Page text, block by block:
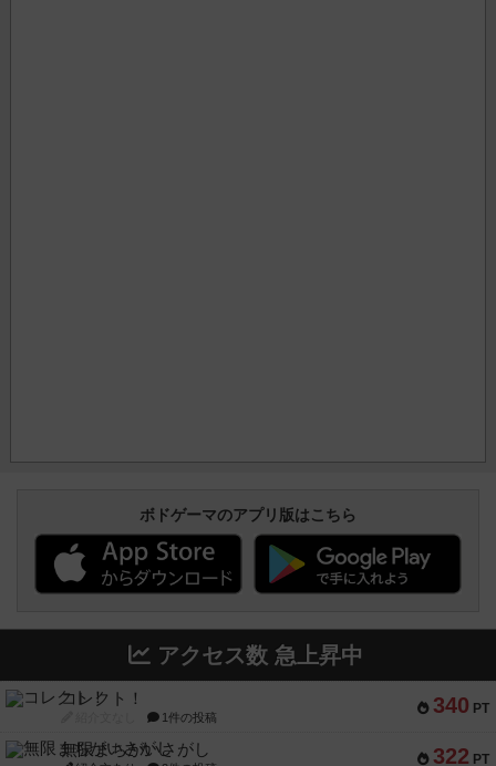
ボドゲーマのアプリ版はこちら
アクセス数 急上昇中
340 PT
コレクト！
1件の投稿
322 PT
無限まちがいさがし